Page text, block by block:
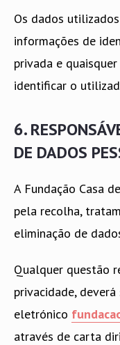
Os dados
informações de
privada e
identificar o
6.
DE DADOS
A Fundação Casa
pela recolha,
eliminação de
Qualquer questão
privacidade,
eletrónico
através de carta